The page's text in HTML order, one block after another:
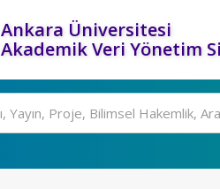
Ankara Üniversitesi
Akademik Veri Yönetim